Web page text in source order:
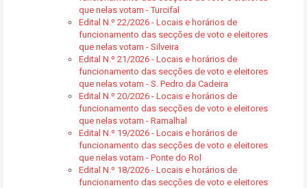
que nelas votam - Turcifal
Edital N.º 22/2026 - Locais e horários de
funcionamento das secções de voto e eleitores
que nelas votam - Silveira
Edital N.º 21/2026 - Locais e horários de
funcionamento das secções de voto e eleitores
que nelas votam - S. Pedro da Cadeira
Edital N.º 20/2026 - Locais e horários de
funcionamento das secções de voto e eleitores
que nelas votam - Ramalhal
Edital N.º 19/2026 - Locais e horários de
funcionamento das secções de voto e eleitores
que nelas votam - Ponte do Rol
Edital N.º 18/2026 - Locais e horários de
funcionamento das secções de voto e eleitores